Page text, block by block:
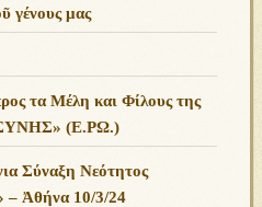
γένους μας
τα Μέλη και Φίλους της
(Ε.ΡΩ.)
Σύναξη Νεότητος
– Ἀθήνα 10/3/24